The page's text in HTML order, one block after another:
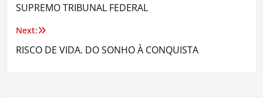
Post
SUPREMO TRIBUNAL FEDERAL
Next:
RISCO DE VIDA. DO SONHO À CONQUISTA